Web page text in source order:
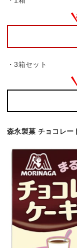
・3箱セット
森永製菓 チョコレー